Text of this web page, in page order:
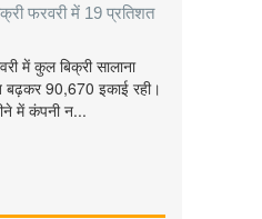
फरवरी में 19 प्रतिशत
में कुल बिक्री सालाना
बढ़कर 90,670 इकाई रही।
में कंपनी न...